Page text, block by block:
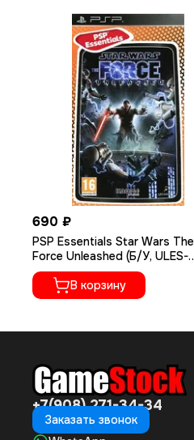
690 ₽
PSP Essentials Star Wars The
Force Unleashed (Б/У, ULES-
00981)
В корзину
+7(908) 271-34-34
Заказать звонок